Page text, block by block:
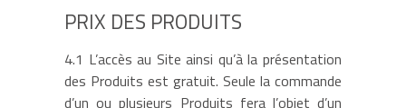
PRIX DES PRODUITS
4.1 L’accès au Site ainsi qu’à la présentation
des Produits est gratuit. Seule la commande
d’un ou plusieurs Produits fera l’objet d’un